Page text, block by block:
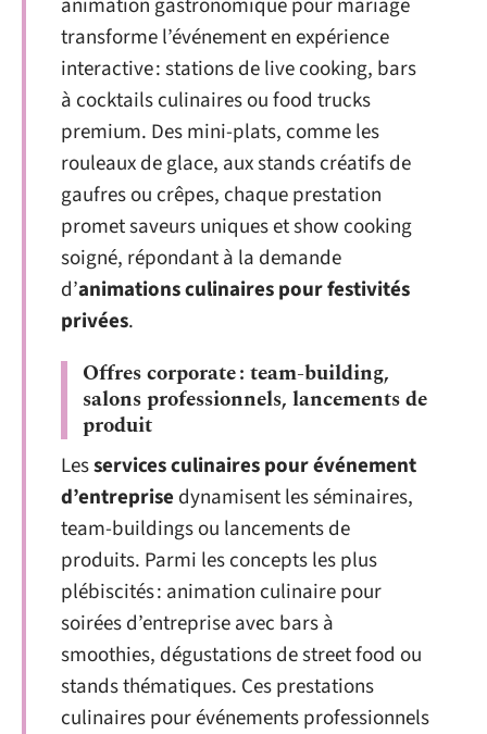
transforme l’événement en expérience
interactive : stations de live cooking, bars
à cocktails culinaires ou food trucks
premium. Des mini-plats, comme les
rouleaux de glace, aux stands créatifs de
gaufres ou crêpes, chaque prestation
promet saveurs uniques et show cooking
soigné, répondant à la demande
d’animations culinaires pour festivités
privées.
Offres corporate : team-building,
salons professionnels, lancements de
produit
Lesservices culinaires pour événement
d’entreprise dynamisent les séminaires,
team-buildings ou lancements de
produits. Parmi les concepts les plus
plébiscités : animation culinaire pour
soirées d’entreprise avec bars à
smoothies, dégustations de street food ou
stands thématiques. Ces prestations
culinaires pour événements professionnels